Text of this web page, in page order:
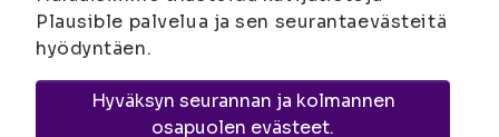
Joensuu
Suvantokatu 6, 80100 Joensuu |
Plausible palvelua ja sen seurantaevästeitä
hyödyntäen.
Hyväksyn seurannan ja kolmannen
osapuolen evästeet.